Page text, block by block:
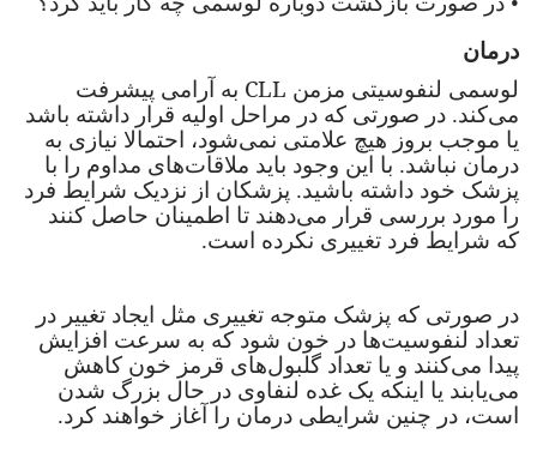
درمان
لوسمی لنفوسیتی مزمن CLL به آرامی پیشرفت
می‌کند. در صورتی که در مراحل اولیه قرار داشته باشد
یا موجب بروز هیچ علامتی نمی‌شود، احتمالا نیازی به
درمان نباشد. با این وجود باید ملاقات‌های مداوم را با
پزشک خود داشته باشید. پزشکان از نزدیک شرایط فرد
را مورد بررسی قرار می‌دهند تا اطمینان حاصل کنند
که شرایط فرد تغییری نکرده است.
در صورتی که پزشک متوجه تغییری مثل ایجاد تغییر در
تعداد لنفوسیت‌ها در خون شود که به سرعت افزایش
پیدا می‌کنند و یا تعداد گلبول‌های قرمز خون کاهش
می‌یابند یا اینکه یک غده لنفاوی در حال بزرگ شدن
است، در چنین شرایطی درمان را آغاز خواهند کرد.